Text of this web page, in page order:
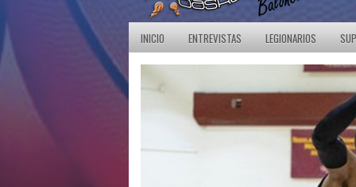
INICIO ENTREVISTAS LEGIONARIOS